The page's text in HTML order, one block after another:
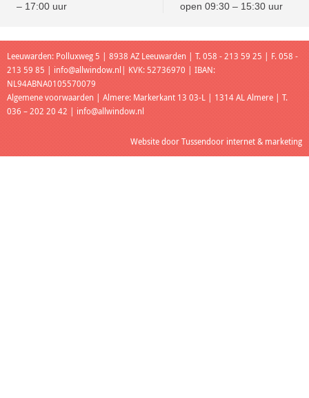
– 17:00 uur
open 09:30 – 15:30 uur
Leeuwarden: Polluxweg 5 | 8938 AZ Leeuwarden | T. 058 - 213 59 25 | F. 058 -
213 59 85 | info@allwindow.nl | KVK: 52736970 | IBAN:
NL94ABNA0105570079
Algemene voorwaarden | Almere: Markerkant 13 03-L | 1314 AL Almere | T.
036 – 202 20 42 | info@allwindow.nl
Website doorTussendoor internet & marketing